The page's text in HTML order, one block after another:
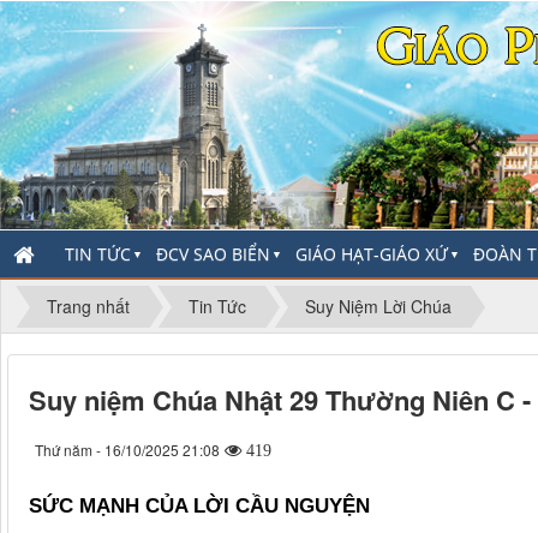
TIN TỨC ▼ ĐCV SAO BIỂN ▼ GIÁO HẠT-GIÁO XỨ▼ ĐOÀN
Trang nhất Tin Tức Suy Niệm Lời Chúa
Suy niệm Chúa Nhật 29 Thường Niên C
Thứ năm - 16/10/2025 21:08 419
SỨC MẠNH CỦA LỜI CẦU NGUYỆN